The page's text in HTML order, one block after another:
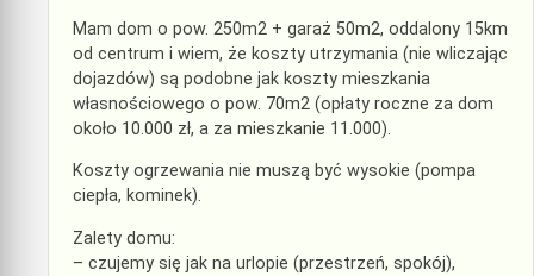
Mam dom o pow. 250m2 + garaż 50m2, oddalony 15km
od centrum i wiem, że koszty utrzymania (nie wliczając
dojazdów) są podobne jak koszty mieszkania
własnościowego o pow. 70m2 (opłaty roczne za dom
około 10.000 zł, a za mieszkanie 11.000).
Koszty ogrzewania nie muszą być wysokie (pompa
ciepła, kominek).
Zalety domu:
– czujemy się jak na urlopie (przestrzeń, spokój),